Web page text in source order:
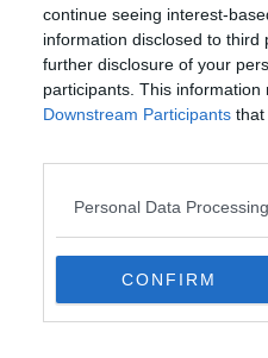
continue seeing interest-
information disclosed to
further disclosure of your
participants. This
Downstream Participants that
Personal Data
CONFIRM
e strategica per l'Italia
della Turchia”
il borsone della spesa
il Sindaco e la Brexit
Erdogan in bilico
vivi" per non dimenticare
decideranno il futuro di
la destra israeliana
guerra civile